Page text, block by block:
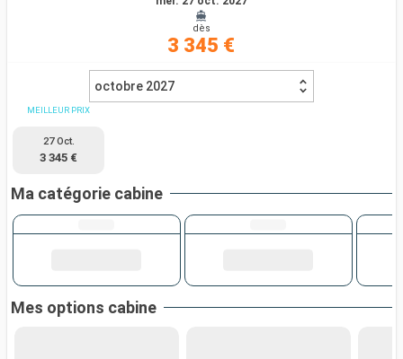
dès
3 345 €
octobre 2027
MEILLEUR PRIX
27 Oct.
3 345 €
Ma catégorie cabine
Mes options cabine
Compagnies
Rechercher